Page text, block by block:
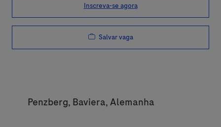
Inscreva-se agora
Salvar vaga
Location
Penzberg, Baviera, Alemanha